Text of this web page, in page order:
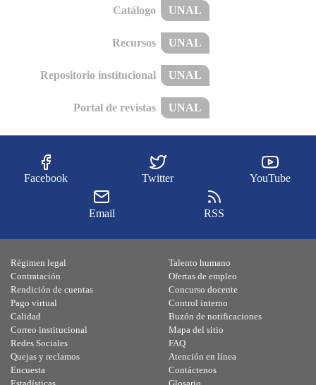
Catálogo UNAL
Recursos UNAL
Repositorio institucional UNAL
Portal de revistas UNAL
Facebook Twitter YouTube
Email RSS
Régimen legal
Contratación
Rendición de cuentas
Pago virtual
Calidad
Talento humano
Ofertas de empleo
Concurso docente
Control interno
Buzón de notificaciones
Correo institucional
Redes Sociales
Quejas y reclamos
Encuesta
Mapa del sitio
FAQ
Atención en línea
Contáctenos